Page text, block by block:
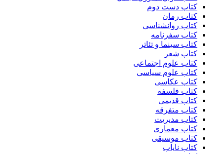
کتاب دست دوم
کتاب رمان
کتاب روانشناسی
کتاب سفرنامه
کتاب سینما و تئاتر
کتاب شعر
کتاب علوم اجتماعی
کتاب علوم سیاسی
کتاب عکاسی
کتاب فلسفه
کتاب قدیمی
کتاب متفرقه
کتاب مدیریت
کتاب معماری
کتاب موسیقی
کتاب نایاب